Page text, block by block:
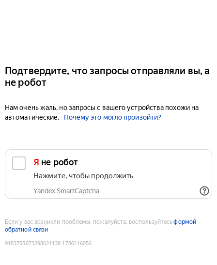
Подтвердите, что запросы отправляли вы, а
не робот
Нам очень жаль, но запросы с вашего устройства похожи на
автоматические.
Почему это могло произойти?
Я не робот
Нажмите, чтобы продолжить
Yandex SmartCaptcha
Если у вас возникли проблемы, пожалуйста, воспользуйтесьформой
обратной связи
9183755073298021138:1786116056